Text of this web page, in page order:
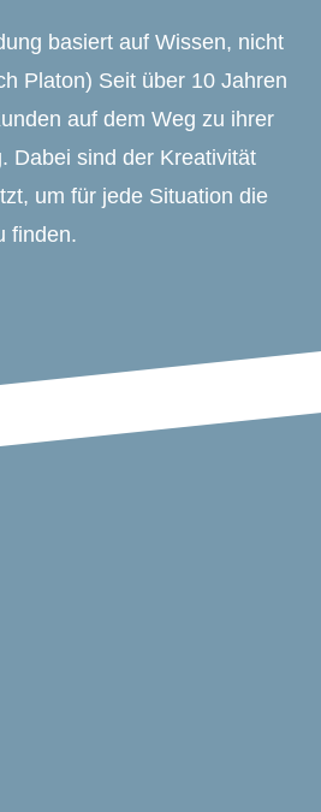
basiert auf Wissen, nicht
Platon) Seit über 10 Jahren
auf dem Weg zu ihrer
Dabei sind der Kreativität
um für jede Situation die
finden.